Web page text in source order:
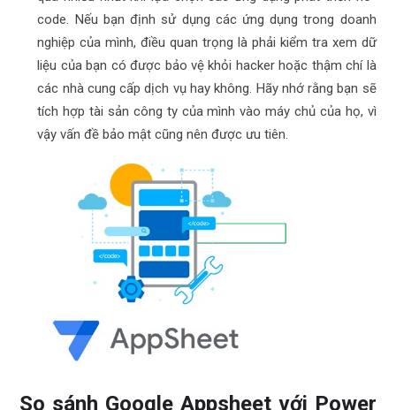
code. Nếu bạn định sử dụng các ứng dụng trong doanh
nghiệp của mình, điều quan trọng là phải kiểm tra xem dữ
liệu của bạn có được bảo vệ khỏi hacker hoặc thậm chí là
các nhà cung cấp dịch vụ hay không. Hãy nhớ rằng bạn sẽ
tích hợp tài sản công ty của mình vào máy chủ của họ, vì
vậy vấn đề bảo mật cũng nên được ưu tiên.
So sánh Google Appsheet với Power